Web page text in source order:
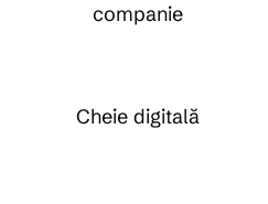
companie
Cheie digitală